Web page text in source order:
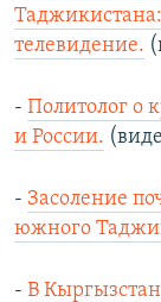
телевидение.
- Политолог о
и России.
- Засоление
южного
- В